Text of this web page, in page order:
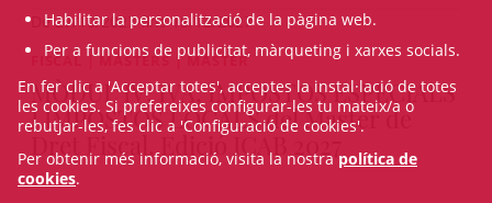
De 27/10/2027 fins 15/12/2027
FISCAL | MÀSTERS | MÀSTER
MÒDUL IV: IVA, IMPOSTOS ESPECIALS
I IMPOSTOS LOCALS del Màster de
Dret Fiscal, Edició ICAB 2027
Habilitar la personalització de la pàgina web.
Per a funcions de publicitat, màrqueting i xarxes socials.
En fer clic a 'Acceptar totes', acceptes la instal·lació de totes
les cookies. Si prefereixes configurar-les tu mateix/a o
rebutjar-les, fes clic a 'Configuració de cookies'.
Per obtenir més informació, visita la nostra política de
cookies.